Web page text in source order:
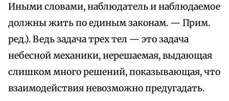
Иными словами, наблюдатель и наблюдаемое
должны жить по единым законам. — Прим.
ред.). Ведь задача трех тел — это задача
небесной механики, нерешаемая, выдающая
слишком много решений, показывающая, что
взаимодействия невозможно предугадать.